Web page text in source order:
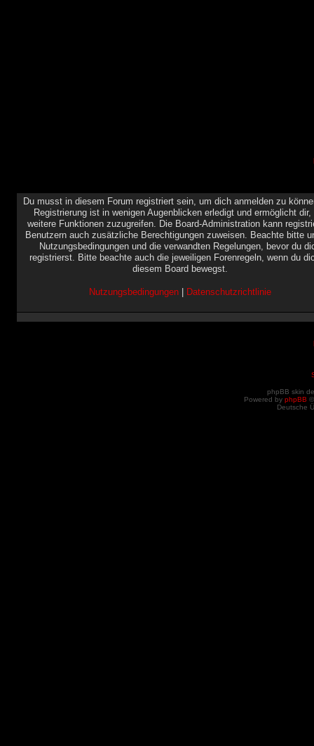
Du musst in diesem Forum registriert sein, um dich anmelden zu
Registrierung ist in wenigen Augenblicken erledigt und ermöglicht dir,
weitere Funktionen zuzugreifen. Die Board-Administration kann
Benutzern auch zusätzliche Berechtigungen zuweisen. Beachte bitte
Nutzungsbedingungen und die verwandten Regelungen, bevor du
registrierst. Bitte beachte auch die jeweiligen Forenregeln, wenn du
diesem Board bewegst.
Nutzungsbedingungen| Datenschutzrichtlinie
phpBB skin
Powered by phpBB
Deutsche